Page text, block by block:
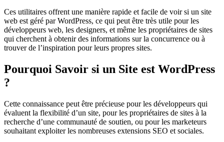
Ces utilitaires offrent une manière rapide et facile de voir si un site
web est géré par WordPress, ce qui peut être très utile pour les
développeurs web, les designers, et même les propriétaires de sites
qui cherchent à obtenir des informations sur la concurrence ou à
trouver de l’inspiration pour leurs propres sites.
Pourquoi Savoir si un Site est WordPress
?
Cette connaissance peut être précieuse pour les développeurs qui
évaluent la flexibilité d’un site, pour les propriétaires de sites à la
recherche d’une communauté de soutien, ou pour les marketeurs
souhaitant exploiter les nombreuses extensions SEO et sociales.